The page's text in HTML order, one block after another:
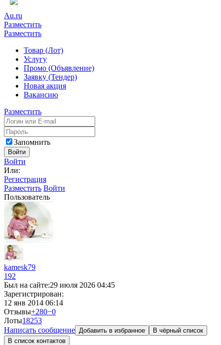
Au.ru
Разместить
Разместить
Товар (Лот)
Услугу
Промо (Объявление)
Заявку (Тендер)
Новая акция
Вакансию
Разместить
Запомнить
Войти
Войти
Или:
Регистрация
Разместить Войти
Пользователь
kamesk79
192
Был на сайте:29 июля 2026 04:45
Зарегистрирован:
12 янв 2014 06:14
Отзывы+280−0
Лоты18253
Написать сообщение Добавить в избранное
В чёрный список
В список контактов